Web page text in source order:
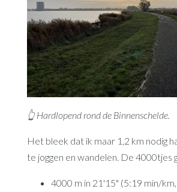
👆 Hardlopend rond de Binnenschelde.
Het bleek dat ik maar 1,2 km nodig
te joggen en wandelen. De 4000tjes
4000 m in 21'15" (5:19 min/